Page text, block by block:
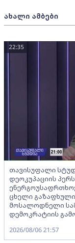
ახალი ამბები
თავისუფალი
დეოკუპაციის
ცხელი
მოსალოდნელი
დემოკრატიის
22:35
2026/08/06 21:57